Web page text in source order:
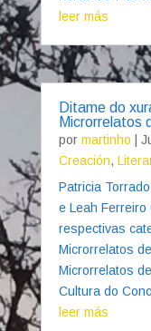
leer más
Ditame do
Microrrelatos
por martinho
Creación,
Patricia
e Leah
respectivas
Microrrelatos
Microrrelatos
Cultura do
leer más